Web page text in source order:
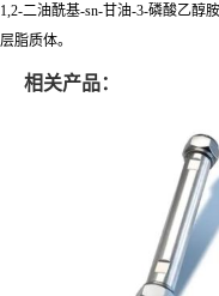
1,2-二油酰基-sn-甘油-3-磷酸乙醇
层脂质体。
相关产品：